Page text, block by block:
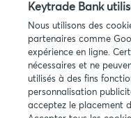
Vous avez des
Questions
Keytrade Bank
Nous utilisons des
partenaires comme
expérience en ligne.
nécessaires et ne
utilisés à des fins
personnalisation
acceptez le placement